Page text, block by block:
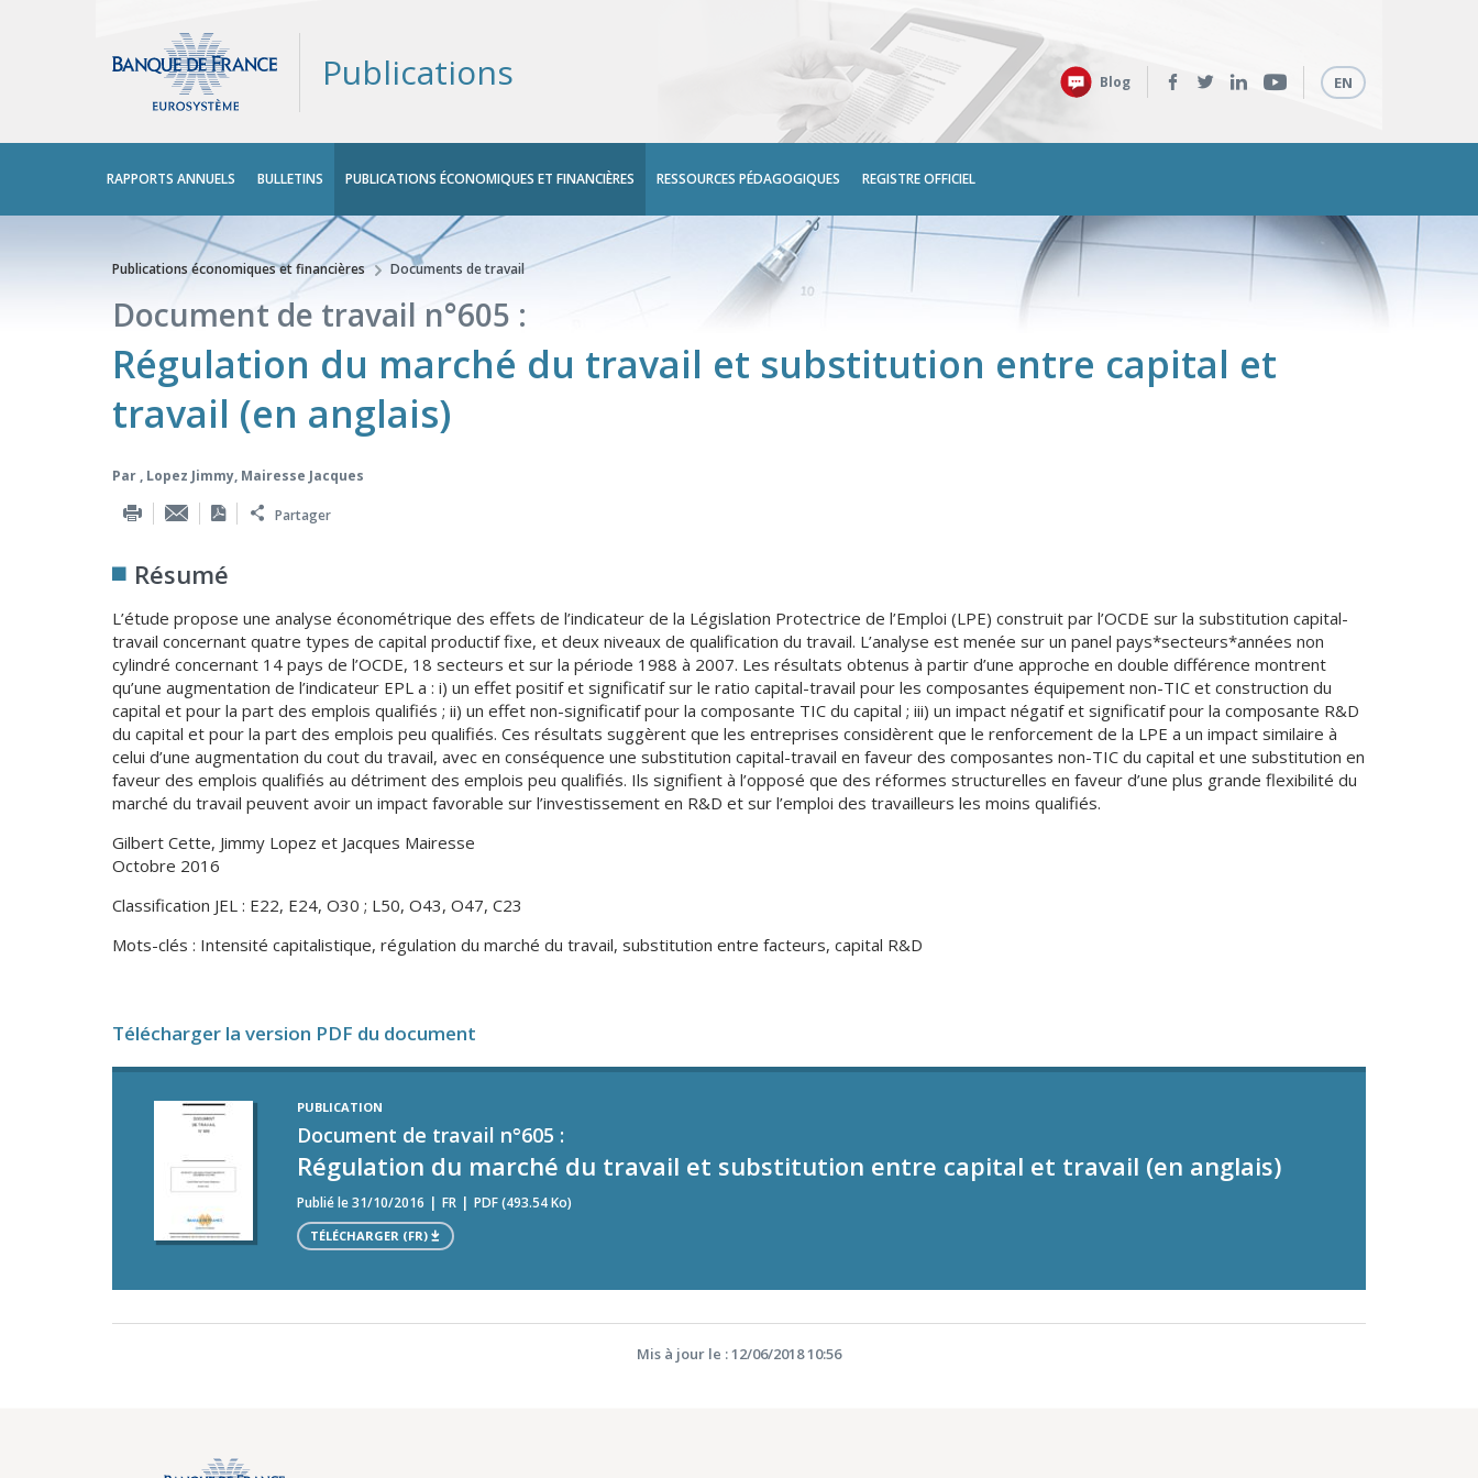
Publications
Retrouvez-
:
Blog Langues
EN
principal
RAPPORTS ANNUELS BULLETINS PUBLICATIONS ÉCONOMIQUES ET FINANCIÈRES RESSOURCES PÉDAGOGIQUES REGISTRE OFFICIEL
Vous êtes ici
Publications économiques et financières Documents de travail
Document de travail n°605 :
Régulation du marché du travail et substitution entre capital et
travail (en anglais)
Par , Lopez Jimmy, Mairesse Jacques
Partager
Résumé
L’étude propose une analyse économétrique des effets de l’indicateur de la Législation Protectrice de l’Emploi (LPE) construit par l’OCDE sur la substitution capital-
travail concernant quatre types de capital productif fixe, et deux niveaux de qualification du travail. L’analyse est menée sur un panel pays*secteurs*années non
cylindré concernant 14 pays de l’OCDE, 18 secteurs et sur la période 1988 à 2007. Les résultats obtenus à partir d’une approche en double différence montrent
qu’une augmentation de l’indicateur EPL a : i) un effet positif et significatif sur le ratio capital-travail pour les composantes équipement non-TIC et construction du
capital et pour la part des emplois qualifiés ; ii) un effet non-significatif pour la composante TIC du capital ; iii) un impact négatif et significatif pour la composante R&D
du capital et pour la part des emplois peu qualifiés. Ces résultats suggèrent que les entreprises considèrent que le renforcement de la LPE a un impact similaire à
celui d’une augmentation du cout du travail, avec en conséquence une substitution capital-travail en faveur des composantes non-TIC du capital et une substitution en
faveur des emplois qualifiés au détriment des emplois peu qualifiés. Ils signifient à l’opposé que des réformes structurelles en faveur d’une plus grande flexibilité du
marché du travail peuvent avoir un impact favorable sur l’investissement en R&D et sur l’emploi des travailleurs les moins qualifiés.
Gilbert Cette, Jimmy Lopez et Jacques Mairesse
Octobre 2016
Classification JEL : E22, E24, O30 ; L50, O43, O47, C23
Mots-clés : Intensité capitalistique, régulation du marché du travail, substitution entre facteurs, capital R&D
Télécharger la version PDF du document
PUBLICATION
Document de travail n°605 :
Régulation du marché du travail et substitution entre capital et travail (en anglais)
Publié le 31/10/2016 FR PDF (493.54 Ko)
TÉLÉCHARGER (FR)
Mis à jour le : 12/06/2018 10:56